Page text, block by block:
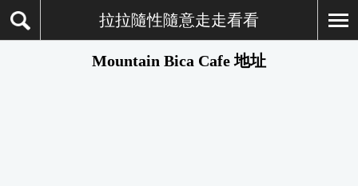
拉拉隨性隨意走走看看
Mountain Bica Cafe 地址